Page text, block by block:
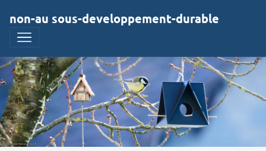
non-au sous-developpement-durable